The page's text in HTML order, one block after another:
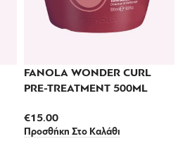
FANOLA WONDER CURL
PRE-TREATMENT 500ML
€15.00
Προσθήκη Στο Καλάθι